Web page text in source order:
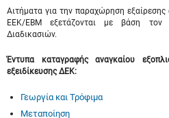
Αιτήματα για την παραχώρηση
ΕΕΚ/ΕΒΜ εξετάζονται με βάση τον
Διαδικασιών.
Έντυπα καταγραφής αναγκαίου
εξειδίκευσης ΔΕΚ:
Γεωργία και Τρόφιμα
Μεταποίηση